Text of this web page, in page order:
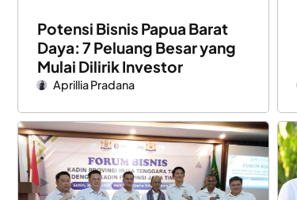
Potensi Bisnis Papua Barat
Daya: 7 Peluang Besar yang
Mulai Dilirik Investor
Aprillia Pradana